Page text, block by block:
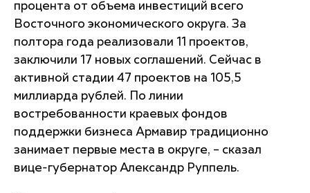
процента от объема инвестиций всего
Восточного экономического округа. За
полтора года реализовали 11 проектов,
заключили 17 новых соглашений. Сейчас в
активной стадии 47 проектов на 105,5
миллиарда рублей. По линии
востребованности краевых фондов
поддержки бизнеса Армавир традиционно
занимает первые места в округе, – сказал
вице-губернатор Александр Руппель.